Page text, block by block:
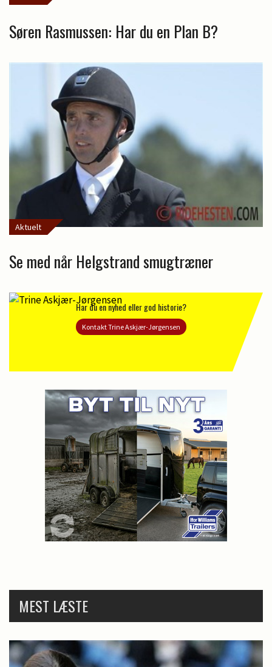
Søren Rasmussen: Har du en Plan B?
Aktuelt
Se med når Helgstrand smugtræner
Har du en nyhed eller god historie?
Kontakt Trine Askjær-Jørgensen
MEST LÆSTE